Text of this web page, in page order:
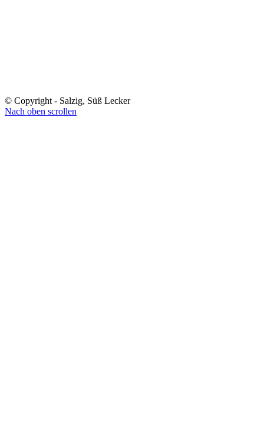
© Copyright - Salzig, Süß Lecker
Nach oben scrollen